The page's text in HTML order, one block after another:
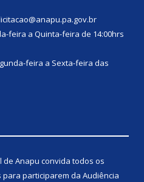
feira a Quinta-feira de 14:00hrs
feira a Sexta-feira das
de Anapu convida todos os
participarem da Audiência